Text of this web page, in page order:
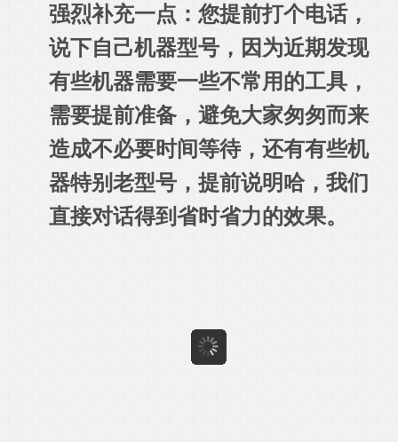
强烈补充一点：您提前打个电话，
说下自己机器型号，因为近期发现
有些机器需要一些不常用的工具，
需要提前准备，避免大家匆匆而来
造成不必要时间等待，还有有些机
器特别老型号，提前说明哈，我们
直接对话得到省时省力的效果。